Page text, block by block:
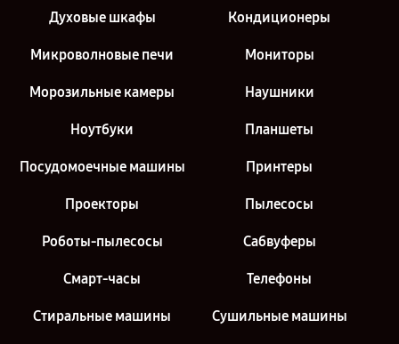
Духовые шкафы Кондиционеры
Микроволновые печи Мониторы
Морозильные камеры Наушники
Ноутбуки Планшеты
Посудомоечные машины Принтеры
Проекторы Пылесосы
Роботы-пылесосы Сабвуферы
Смарт-часы Телефоны
Стиральные машины Сушильные машины